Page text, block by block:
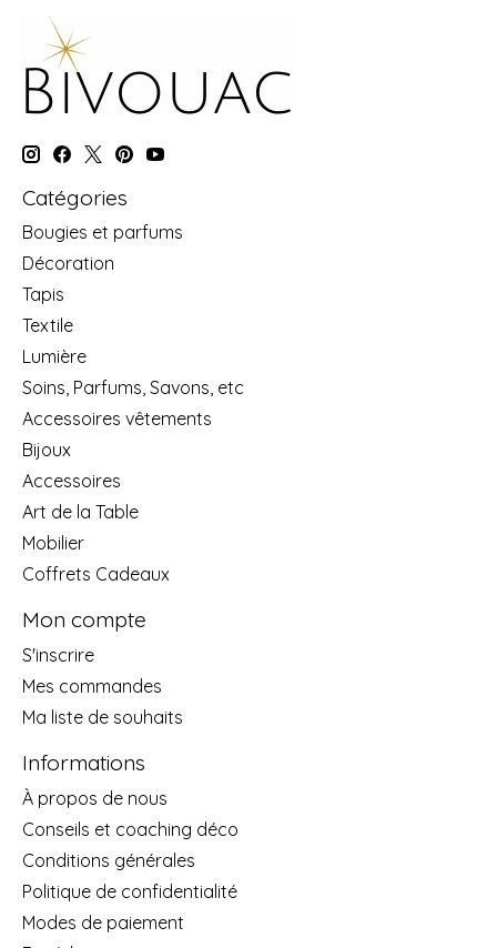
Catégories
Bougies et parfums
Décoration
Tapis
Textile
Lumière
Soins, Parfums, Savons, etc
Accessoires vêtements
Bijoux
Accessoires
Art de la Table
Mobilier
Coffrets Cadeaux
Mon compte
S'inscrire
Mes commandes
Ma liste de souhaits
Informations
À propos de nous
Conseils et coaching déco
Conditions générales
Politique de confidentialité
Modes de paiement